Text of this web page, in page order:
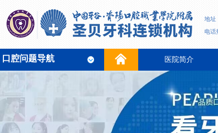
地址
电话
口腔问题导航 医院简介